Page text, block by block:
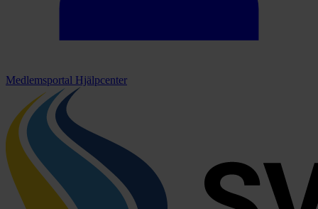
Medlemsportal Hjälpcenter